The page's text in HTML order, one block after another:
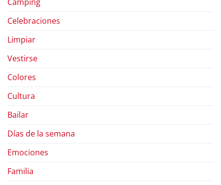
Celebraciones
Limpiar
Vestirse
Colores
Cultura
Bailar
Días de la semana
Emociones
Familia